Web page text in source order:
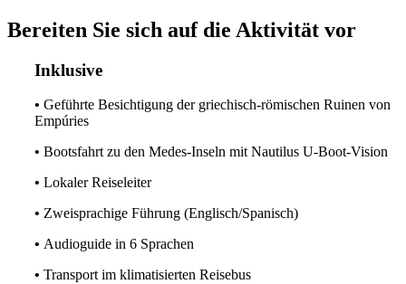
Bereiten Sie sich auf die Aktivität vor
Inklusive
• Geführte Besichtigung der griechisch-römischen Ruinen von
Empúries
• Bootsfahrt zu den Medes-Inseln mit Nautilus U-Boot-Vision
• Lokaler Reiseleiter
• Zweisprachige Führung (Englisch/Spanisch)
• Audioguide in 6 Sprachen
• Transport im klimatisierten Reisebus